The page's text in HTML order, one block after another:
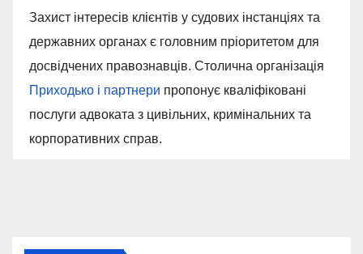
Захист інтересів клієнтів у судових інстанціях та
державних органах є головним пріоритетом для
досвідчених правознавців. Столична організація
Приходько і партнери пропонує кваліфіковані
послуги адвоката з цивільних, кримінальних та
корпоративних справ.